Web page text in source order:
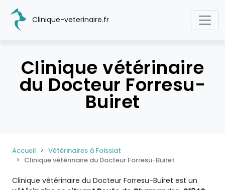
Clinique-veterinaire.fr
Clinique vétérinaire
du Docteur Forresu-
Buiret
Accueil
Vétérinaires à Foissiat
Clinique vétérinaire du Docteur Forresu-Buiret
Clinique vétérinaire du Docteur Forresu-Buiret est un